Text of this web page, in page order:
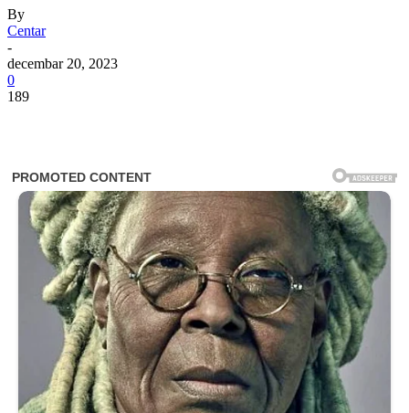
By
Centar
-
decembar 20, 2023
0
189